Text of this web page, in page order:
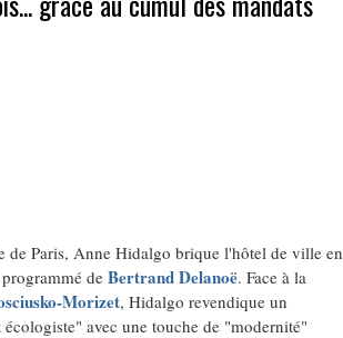
de Paris, Anne Hidalgo brique l'hôtel de ville en
deBertrand Delanoë. Face à la
Morizet, Hidalgo revendique un
avec une touche de "modernité"